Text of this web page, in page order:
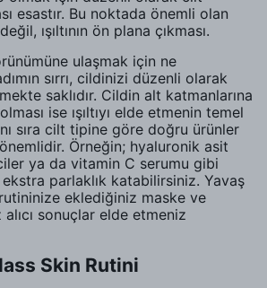
esastır. Bu noktada önemli olan
ışıltının ön plana çıkması.
ulaşmak için ne
sırrı, cildinizi düzenli olarak
saklıdır. Cildin alt katmanlarına
ise ışıltıyı elde etmenin temel
sıra cilt tipine göre doğru ürünler
Örneğin; hyaluronik asit
ya da vitamin C serumu gibi
parlaklık katabilirsiniz. Yavaş
eklediğiniz maske ve
sonuçlar elde etmeniz
Skin Rutini